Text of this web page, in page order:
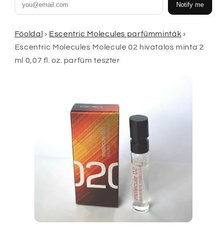
teszter
mennyiségénekmennyiségének
Notify me
Főoldal › Escentric Molecules parfümminták ›
Escentric Molecules Molecule 02 hivatalos minta 2
ml 0,07 fl. oz. parfüm teszter